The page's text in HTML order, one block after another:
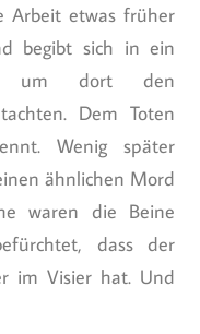
Arbeit etwas früher
begibt sich in ein
um dort den
Dem Toten
Wenig später
ähnlichen Mord
waren die Beine
dass der
im Visier hat. Und